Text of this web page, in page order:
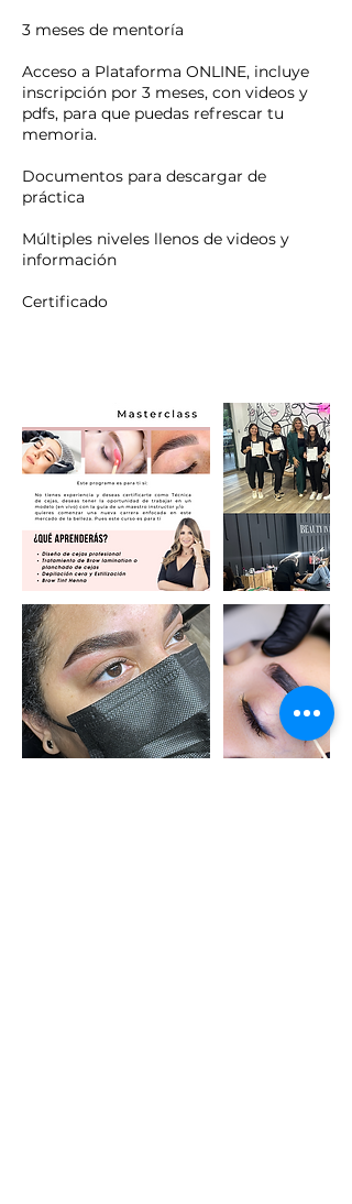
3 meses de mentoría
Acceso a Plataforma ONLINE, incluye
inscripción por 3 meses, con videos y
pdfs, para que puedas refrescar tu
memoria.
Documentos para descargar de
práctica
Múltiples niveles llenos de videos y
información
Certificado